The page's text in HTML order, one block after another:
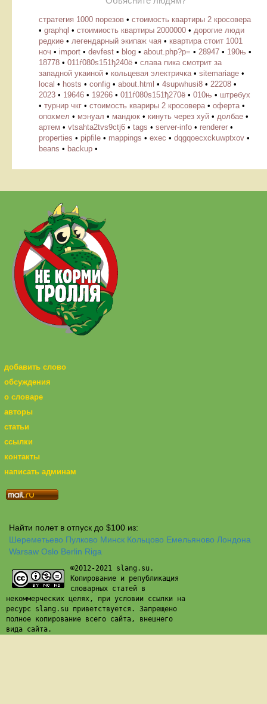
стратегия 1000 порезов • стоимость квартиры 2 кросовера
• graphql • стоимиость квартиры 2000000 • дорогие люди
редкие • легендарный экипаж чая • квартира стоит 1001
ноч • import • devfest • blog • about.php?p= • 28947 • 190њ •
18778 • 011ѓ080ѕ151ђ240ё • слава пика смотрит за
западной укаиной • кольцевая электричка • sitemariage •
local • hosts • config • about.html • 4supwhusi8 • 22208 •
2023 • 19646 • 19266 • 011ѓ080ѕ151ђ270ё • 010њ • штребух
• турнир чкг • стоимость квариры 2 кросовера • оферта •
опохмел • мэнуал • мандюк • кинуть через хуй • долбае •
артем • vtsahta2tvs9ctj6 • tags • server-info • renderer •
properties • pipfile • mappings • exec • dqgqoecxckuwptxov •
beans • backup •
добавить слово
обсуждения
о словаре
авторы
статьи
ссылки
контакты
написать админам
Найти полет в отпуск до $100 из:
Шереметьево Пулково Минск Кольцово Емельяново Лондона
Warsaw Oslo Berlin Riga
©2012-2021 slang.su.
Копирование и републикация
словарных статей в
некоммерческих целях, при условии ссылки на
ресурс slang.su приветствуется. Запрещено
полное копирование всего сайта, внешнего
вида сайта.